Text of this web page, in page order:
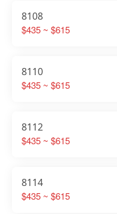
8108
$435 ~ $615
8110
$435 ~ $615
8112
$435 ~ $615
8114
$435 ~ $615